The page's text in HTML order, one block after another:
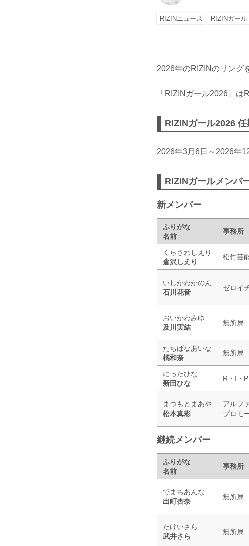
RIZINニュース RIZINガール
2026年のRIZINのリング
「RIZINガール2026」
RIZINガール2026 任
2026年3月6日～2026年
RIZINガールメンバ
新メンバー
ふりがな
名前
事務所
くらさわしえり
倉沢しえり
松竹芸
いしかわかのん
石川花音
ゼロイ
おいかわみゆ
及川実結
無所属
たちばなあいな
橘和奈
無所属
にったひな
新田ひな
R・I・P
まつもとまあや
松本真彩
アルフ
プロモ
継続メンバー
ふりがな
名前
事務所
でまちあんな
出町杏奈
無所属
たけいさら
武井さら
無所属